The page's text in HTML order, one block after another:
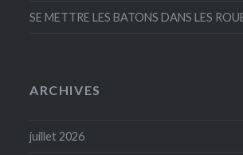
SE METTRE LES BATONS DANS LES
ARCHIVES
juillet 2026